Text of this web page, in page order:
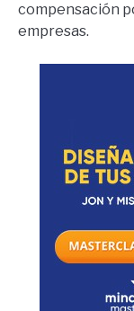
compensación
empresas.